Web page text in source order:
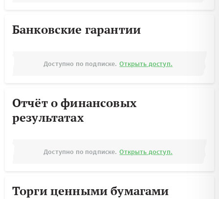
Банковские гарантии
Доступно по подписке. Открыть доступ.
Отчёт о финансовых
результатах
Доступно по подписке. Открыть доступ.
Торги ценными бумагами